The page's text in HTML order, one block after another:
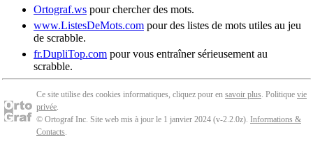
Ortograf.ws pour chercher des mots.
www.ListesDeMots.com pour des listes de mots utiles au jeu
de scrabble.
fr.DupliTop.com pour vous entraîner sérieusement au
scrabble.
Ce site utilise des cookies informatiques, cliquez pour en savoir plus. Politique vie
privée.
© Ortograf Inc. Site web mis à jour le 1 janvier 2024 (v-2.2.0z). Informations &
Contacts.